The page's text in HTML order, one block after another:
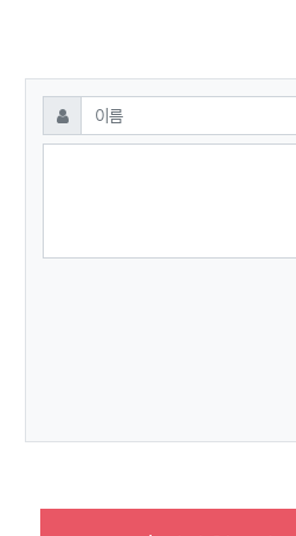
댓글쓰기
이름 필수